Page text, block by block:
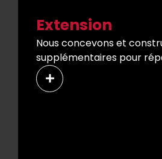
Extension
Nous concevons et
supplémentaires pour